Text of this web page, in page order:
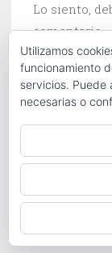
Lo siento,
comentario.
Utilizamos
funcionamiento
servicios. Puede
necesarias o